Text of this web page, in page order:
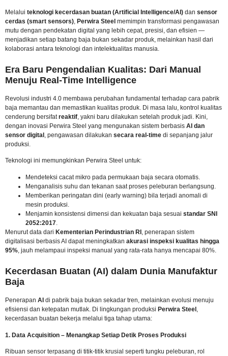
Melalui teknologi kecerdasan buatan (Artificial Intelligence/AI) dan sensor
cerdas (smart sensors) Perwira Steel memimpin transformasi pengawasan
mutu dengan pendekatan digital yang lebih cepat, presisi, dan efisien —
menjadikan setiap batang baja bukan sekadar produk, melainkan hasil dari
kolaborasi antara teknologi dan intelektualitas manusia.
Era Baru Pengendalian Kualitas: Dari Manual
Menuju Real-Time Intelligence
Revolusi industri 4.0 membawa perubahan fundamental terhadap cara pabrik
baja memantau dan memastikan kualitas produk. Di masa lalu, kontrol kualitas
cenderung bersifatreaktif, yakni baru dilakukan setelah produk jadi. Kini,
dengan inovasi Perwira Steel yang mengunakan sistem berbasis AI dan
sensor digital , pengawasan dilakukan secara real-time di sepanjang jalur
produksi.
Teknologi ini memungkinkan Perwira Steel untuk:
Mendeteksi cacat mikro pada permukaan baja secara otomatis.
Menganalisis suhu dan tekanan saat proses peleburan berlangsung.
Memberikan peringatan dini (early warning) bila terjadi anomali di
mesin produksi.
Menjamin konsistensi dimensi dan kekuatan baja sesuai standar SNI
2052:2017
Menurut data dari Kementerian Perindustrian RI , penerapan sistem
digitalisasi berbasis AI dapat meningkatkan akurasi inspeksi kualitas hingga
95% , jauh melampaui inspeksi manual yang rata-rata hanya mencapai 80%.
Kecerdasan Buatan (AI) dalam Dunia Manufaktur
Baja
Penerapan AI di pabrik baja bukan sekadar tren, melainkan evolusi menuju
efisiensi dan ketepatan mutlak. Di lingkungan produksi Perwira Steel ,
kecerdasan buatan bekerja melalui tiga tahap utama:
1. Data Acquisition – Menangkap Setiap Detik Proses Produksi
Ribuan sensor terpasang di titik-titik krusial seperti tungku peleburan, rol